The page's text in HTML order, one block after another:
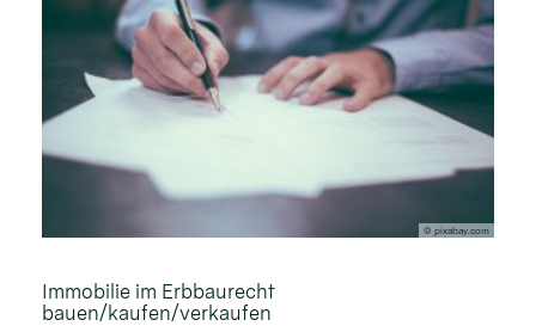
© pixabay.com
Immobilie im Erbbaurecht
bauen/kaufen/verkaufen